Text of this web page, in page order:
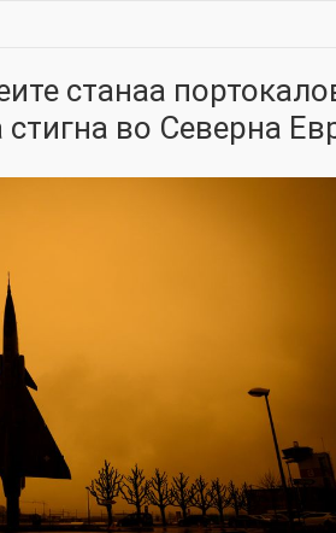
станаа
стигна во Северна